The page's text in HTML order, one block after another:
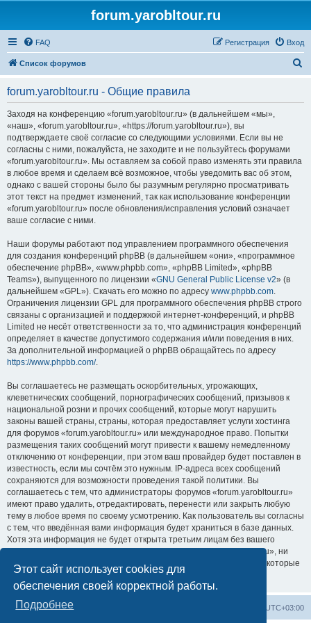
Этот сайт использует cookies для
обеспечения своей корректной работы.
Подробнее
forum.yarobltour.ru
FAQ Вход
Регистрация
Список форумов
forum.yarobltour.ru - Общие правила
Заходя на конференцию «forum.yarobltour.ru» (в дальнейшем «мы»,
«наш», «forum.yarobltour.ru», «https://forum.yarobltour.ru»), вы
подтверждаете своё согласие со следующими условиями. Если вы не
согласны с ними, пожалуйста, не заходите и не пользуйтесь форумами
«forum.yarobltour.ru». Мы оставляем за собой право изменять эти правила
в любое время и сделаем всё возможное, чтобы уведомить вас об этом,
однако с вашей стороны было бы разумным регулярно просматривать
этот текст на предмет изменений, так как использование конференции
«forum.yarobltour.ru» после обновления/исправления условий означает
ваше согласие с ними.
Наши форумы работают под управлением программного обеспечения
для создания конференций phpBB (в дальнейшем «они», «программное
обеспечение phpBB», «www.phpbb.com», «phpBB Limited», «phpBB
Teams»), выпущенного по лицензии «GNU General Public License v2» (в
дальнейшем «GPL»). Скачать его можно по адресу www.phpbb.com.
Ограничения лицензии GPL для программного обеспечения phpBB строго
связаны с организацией и поддержкой интернет-конференций, и phpBB
Limited не несёт ответственности за то, что администрация конференций
определяет в качестве допустимого содержания и/или поведения в них.
За дополнительной информацией о phpBB обращайтесь по адресу
https://www.phpbb.com/.
Вы соглашаетесь не размещать оскорбительных, угрожающих,
клеветнических сообщений, порнографических сообщений, призывов к
национальной розни и прочих сообщений, которые могут нарушить
законы вашей страны, страны, которая предоставляет услуги хостинга
для форумов «forum.yarobltour.ru» или международное право. Попытки
размещения таких сообщений могут привести к вашему немедленному
отключению от конференции, при этом ваш провайдер будет поставлен в
известность, если мы сочтём это нужным. IP-адреса всех сообщений
сохраняются для возможности проведения такой политики. Вы
соглашаетесь с тем, что администраторы форумов «forum.yarobltour.ru»
имеют право удалить, отредактировать, перенести или закрыть любую
тему в любое время по своему усмотрению. Как пользователь вы согласны
с тем, что введённая вами информация будет храниться в базе данных.
Хотя эта информация не будет открыта третьим лицам без вашего
разрешения, ни администрация конференции «forum.yarobltour.ru», ни
phpBB Limited не может быть ответственна за действия хакеров, которые
могут привести к несанкционированному доступу к ней.
Список форумов UTC+03:00